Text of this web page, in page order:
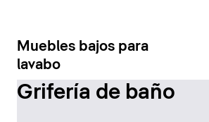
Muebles bajos para
lavabo
Grifería de baño